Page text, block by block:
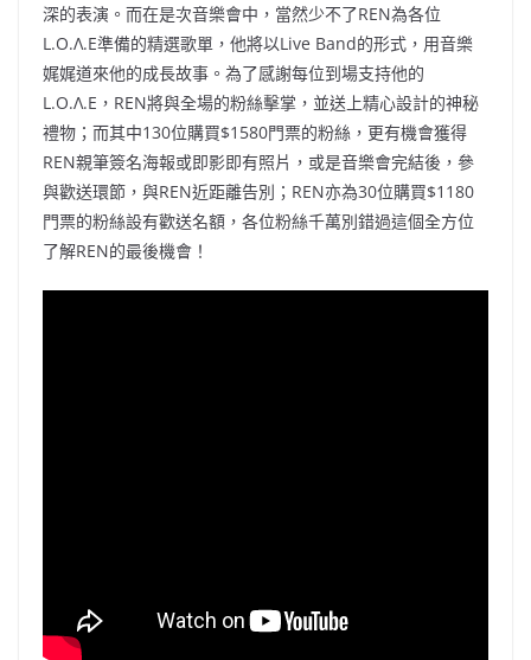
深的表演。而在是次音樂會中，當然少不了REN為各位
L.O.Λ.E準備的精選歌單，他將以Live Band的形式，用音樂
娓娓道來他的成長故事。為了感謝每位到場支持他的
L.O.Λ.E，REN將與全場的粉絲擊掌，並送上精心設計的神秘
禮物；而其中130位購買$1580門票的粉絲，更有機會獲得
REN親筆簽名海報或即影即有照片，或是音樂會完結後，參
與歡送環節，與REN近距離告別；REN亦為30位購買$1180
門票的粉絲設有歡送名額，各位粉絲千萬別錯過這個全方位
了解REN的最後機會！